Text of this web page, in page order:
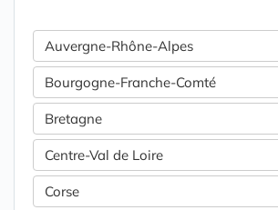
Auvergne-Rhône-Alpes
Bourgogne-Franche-Comté
Bretagne
Centre-Val de Loire
Corse